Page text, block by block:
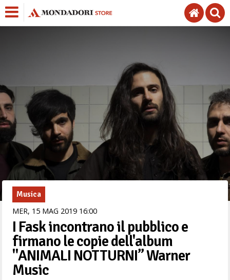
Musica
MER, 15 MAG 2019 1600
I Fask incontrano il pubblico e
firmano le copie dell'album
"ANIMALI NOTTURNI” Warner
Music